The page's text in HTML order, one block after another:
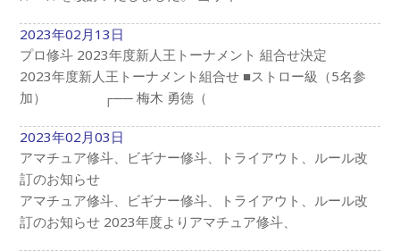
2023年02月13日
プロ修斗 2023年度新人王トーナメント 組合せ決定
2023年度新人王トーナメント組合せ ■ストロー級（5名参
加） ┌── 梅木 勇徳（
2023年02月03日
アマチュア修斗、ビギナー修斗、トライアウト、ルール改
訂のお知らせ
アマチュア修斗、ビギナー修斗、トライアウト、ルール改
訂のお知らせ 2023年度よりアマチュア修斗、